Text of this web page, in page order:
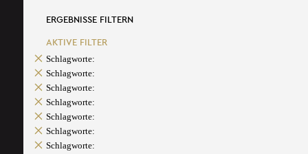
ERGEBNISSE FILTERN
AKTIVE FILTER
Schlagworte:
Schlagworte:
Schlagworte:
Schlagworte:
Schlagworte:
Schlagworte:
Schlagworte: